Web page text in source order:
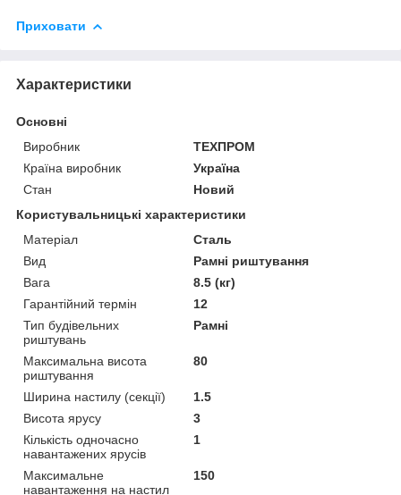
Приховати
Характеристики
Основні
Виробник
ТЕХПРОМ
Країна виробник
Україна
Стан
Новий
Користувальницькі характеристики
Матеріал
Сталь
Вид
Рамні риштування
Вага
8.5 (кг)
Гарантійний термін
12
Тип будівельних
риштувань
Рамні
Максимальна висота
риштування
80
Ширина настилу (секції)
1.5
Висота ярусу
3
Кількість одночасно
навантажених ярусів
1
Максимальне
навантаження на настил
150